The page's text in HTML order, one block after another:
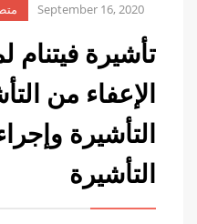
September 16, 2020
تأشيرة فيتنام
الإعفاء من
التأشيرة
التأشيرة